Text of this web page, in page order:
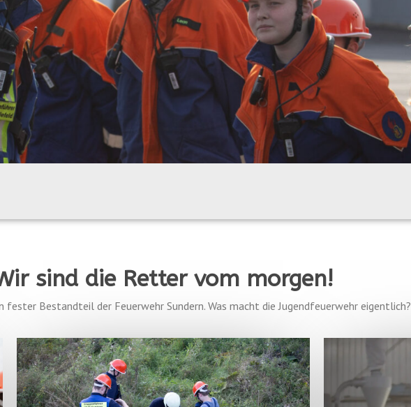
sind die Retter vom morgen!
fester Bestandteil der Feuerwehr Sundern. Was macht die Jugendfeuerwehr eigentlich?